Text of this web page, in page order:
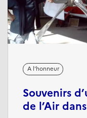
A l'honneur
Souvenirs
de l’Air